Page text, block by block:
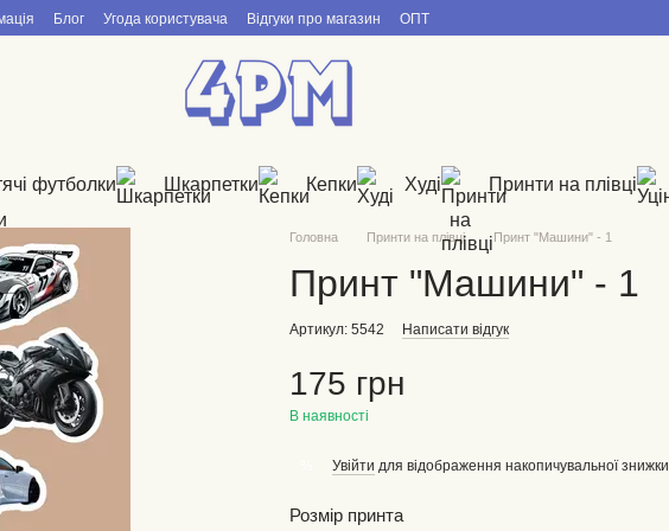
Блог Угода користувача Відгуки про магазин ОПТ
футболки Шкарпетки Кепки Худі Принти на плівці
Головна Принти на плівці Принт "Машини" - 1
Принт "Машини" - 1
Артикул: 5542 Написати відгук
175 грн
В наявності
Увійти для відображення накопичувальної знижки
Розмір принта